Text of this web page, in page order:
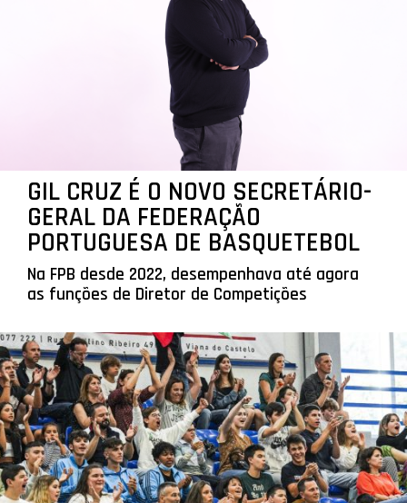
GIL CRUZ É O NOVO SECRETÁRIO-
GERAL DA FEDERAÇÃO
PORTUGUESA DE BASQUETEBOL
Na FPB desde 2022, desempenhava até agora
as funções de Diretor de Competições